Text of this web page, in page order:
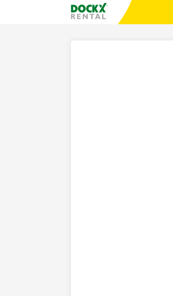
Taalselectie overslaanFratello DEMO